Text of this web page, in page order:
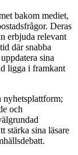
bakom mediet,
Deras
erbjuda relevant
där snabba
sina
ligga i framkant
nyhetsplattform;
och
stärka sina läsare